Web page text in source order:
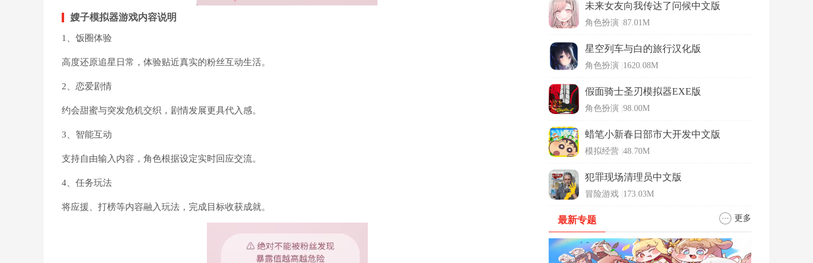
嫂子模拟器游戏内容说明
1、饭圈体验
高度还原追星日常，体验贴近真实的粉丝互动生活。
2、恋爱剧情
约会甜蜜与突发危机交织，剧情发展更具代入感。
3、智能互动
支持自由输入内容，角色根据设定实时回应交流。
4、任务玩法
将应援、打榜等内容融入玩法，完成目标收获成就。
未来女友向我传达了问候中文版
角色扮演 87.01M
星空列车与白的旅行汉化版
角色扮演 1620.08M
假面骑士圣刃模拟器EXE版
角色扮演 98.00M
蜡笔小新春日部市大开发中文版
模拟经营 48.70M
犯罪现场清理员中文版
冒险游戏 173.03M
最新专题 更多